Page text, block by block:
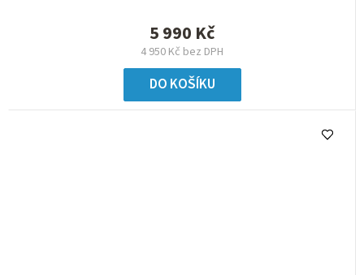
4 950 Kč bez DPH
5 990 Kč
DO KOŠÍKU